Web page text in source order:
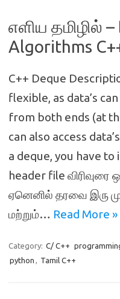
எளிய தமிழில்
Algorithms
C++ Deque
flexible, as data’s
from both ends (at
can also access
a deque, you have
header file விரிவுரை
ஏனெனில் தரவை இரு
மற்றும்… Read More »
Category: C/ C++
python , Tamil C++